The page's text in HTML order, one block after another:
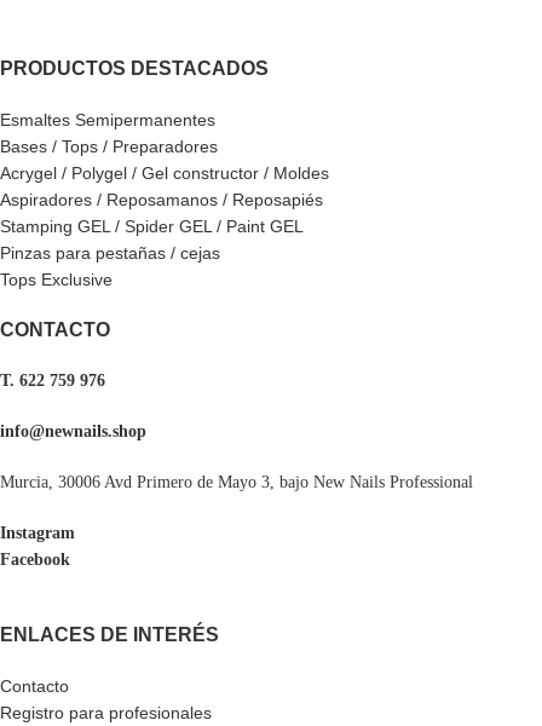
PRODUCTOS DESTACADOS
Esmaltes Semipermanentes
Bases / Tops / Preparadores
Acrygel / Polygel / Gel constructor / Moldes
Aspiradores / Reposamanos / Reposapiés
Stamping GEL / Spider GEL / Paint GEL
Pinzas para pestañas / cejas
Tops Exclusive
CONTACTO
T. 622 759 976
info@newnails.shop
Murcia, 30006 Avd Primero de Mayo 3, bajo New Nails Professional
Instagram
Facebook
ENLACES DE INTERÉS
Contacto
Registro para profesionales